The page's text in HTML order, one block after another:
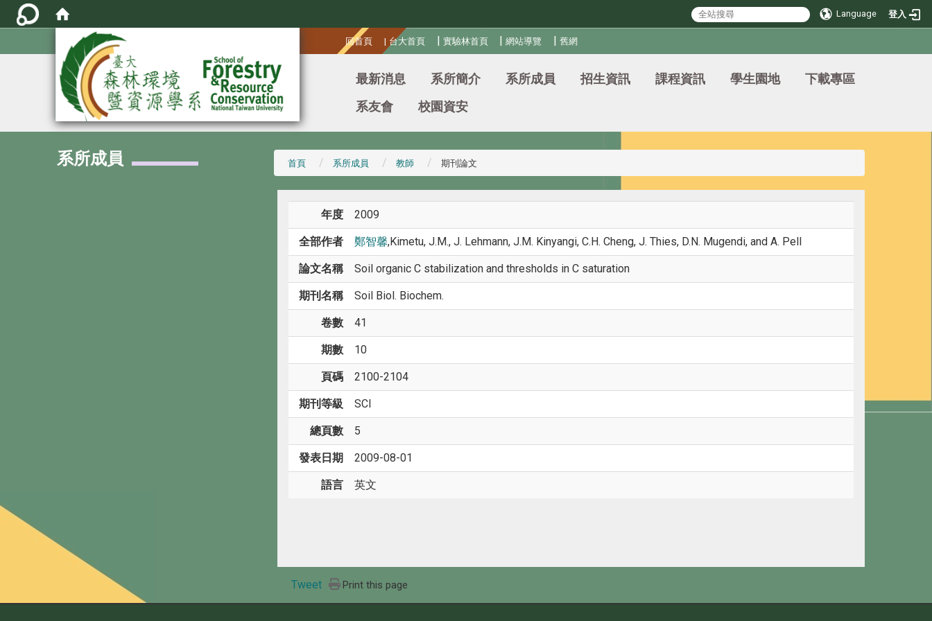
Language 登入
回首頁 | 台大首頁 | 實驗林首頁 |網站導覽 |舊網
最新消息 系所簡介 系所成員 招生資訊 課程資訊 學生園地
下載專區
系友會
校園資安
系所成員 首頁 系所成員 教師 期刊論文
年度 2009
全部作者 鄭智馨,Kimetu, J.M., J. Lehmann, J.M. Kinyangi, C.H. Cheng, J. Thies, D.N. Mugendi, and A. Pell
論文名稱 Soil organic C stabilization and thresholds in C saturation
期刊名稱 Soil Biol. Biochem.
卷數 41
期數 10
頁碼 2100-2104
期刊等級 SCI
總頁數 5
發表日期 2009-08-01
語言 英文
Tweet Print this page